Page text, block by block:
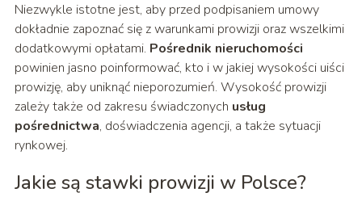
Niezwykle istotne jest, aby przed podpisaniem umowy
dokładnie zapoznać się z warunkami prowizji oraz wszelkimi
dodatkowymi opłatami. Pośrednik nieruchomości
powinien jasno poinformować, kto i w jakiej wysokości uiści
prowizję, aby uniknąć nieporozumień. Wysokość prowizji
zależy także od zakresu świadczonych usług
pośrednictwa, doświadczenia agencji, a także sytuacji
rynkowej.
Jakie są stawki prowizji w Polsce?